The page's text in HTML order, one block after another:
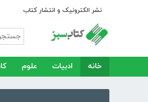
نشر الکترونیک و انتشار کتاب
خانه ادبیات علوم